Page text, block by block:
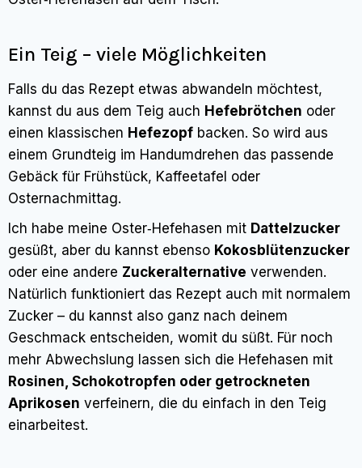
Ein Teig – viele Möglichkeiten
Falls du das Rezept etwas abwandeln möchtest,
kannst du aus dem Teig auch Hefebrötchen oder
einen klassischen Hefezopf backen. So wird aus
einem Grundteig im Handumdrehen das passende
Gebäck für Frühstück, Kaffeetafel oder
Osternachmittag.
Ich habe meine Oster‑Hefehasen mit Dattelzucker
gesüßt, aber du kannst ebenso Kokosblütenzucker
oder eine andere Zuckeralternative verwenden.
Natürlich funktioniert das Rezept auch mit normalem
Zucker – du kannst also ganz nach deinem
Geschmack entscheiden, womit du süßt. Für noch
mehr Abwechslung lassen sich die Hefehasen mit
Rosinen, Schokotropfen oder getrockneten
Aprikosen verfeinern, die du einfach in den Teig
einarbeitest.